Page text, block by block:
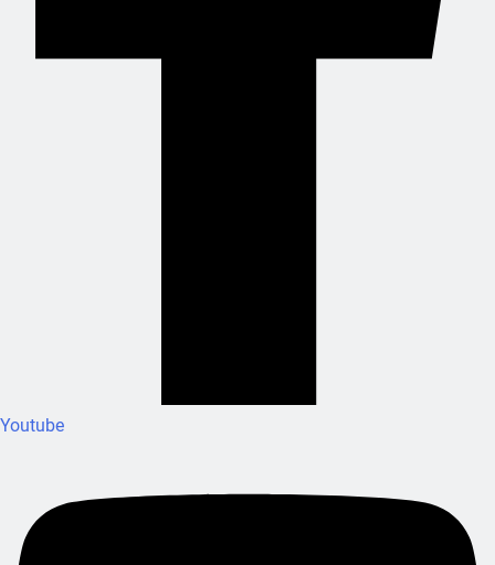
Youtube